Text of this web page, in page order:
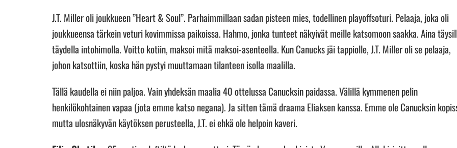
J.T. Miller oli joukkueen ”Heart & Soul”. Parhaimmillaan sadan pisteen mies, todellinen playoffsoturi. Pelaaja, joka oli
joukkueensa tärkein veturi kovimmissa paikoissa. Hahmo, jonka tunteet näkyivät meille katsomoon saakka. Aina
täydella intohimolla. Voitto kotiin, maksoi mitä maksoi-asenteella. Kun Canucks jäi tappiolle, J.T. Miller oli se pelaaja,
johon katsottiin, koska hän pystyi muuttamaan tilanteen isolla maalilla.
Tällä kaudella ei niin paljoa. Vain yhdeksän maalia 40 ottelussa Canucksin paidassa. Välillä kymmenen pelin
henkilökohtainen vapaa (jota emme katso negana). Ja sitten tämä draama Eliaksen kanssa. Emme ole Canucksin
mutta ulosnäkyvän käytöksen perusteella, J.T. ei ehkä ole helpoin kaveri.